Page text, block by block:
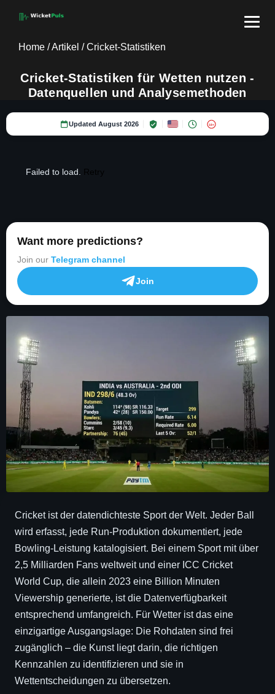
Home /Artikel / Cricket-Statistiken
Cricket-Statistiken für Wetten nutzen -
Datenquellen und Analysemethoden
Updated August 2026 18+
Failed to load. Retry
Want more predictions?
Join our Telegram channel
Join
Cricket ist der datendichteste Sport der Welt. Jeder Ball
wird erfasst, jede Run-Produktion dokumentiert, jede
Bowling-Leistung katalogisiert. Bei einem Sport mit über
2,5 Milliarden Fans weltweit und einer ICC Cricket
World Cup, die allein 2023 eine Billion Minuten
Viewership generierte, ist die Datenverfügbarkeit
entsprechend umfangreich. Für Wetter ist das eine
einzigartige Ausgangslage: Die Rohdaten sind frei
zugänglich – die Kunst liegt darin, die richtigen
Kennzahlen zu identifizieren und sie in
Wettentscheidungen zu übersetzen.